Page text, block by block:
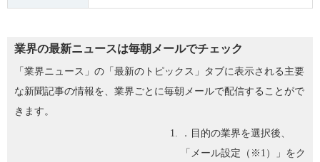
業界の最新ニュースは毎朝メールでチェック
「業界ニュース」の「最新のトピックス」タブに表示される主要
な新聞記事の情報を、業界ごとに毎朝メールで配信することがで
きます。
．目的の業界を選択後、
「メール設定（※1）」をク